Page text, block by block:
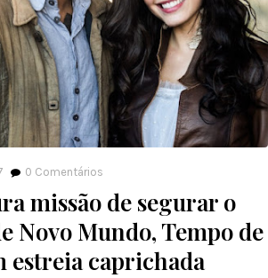
0 Comentários
missão de segurar o
Novo Mundo, Tempo de
estreia caprichada